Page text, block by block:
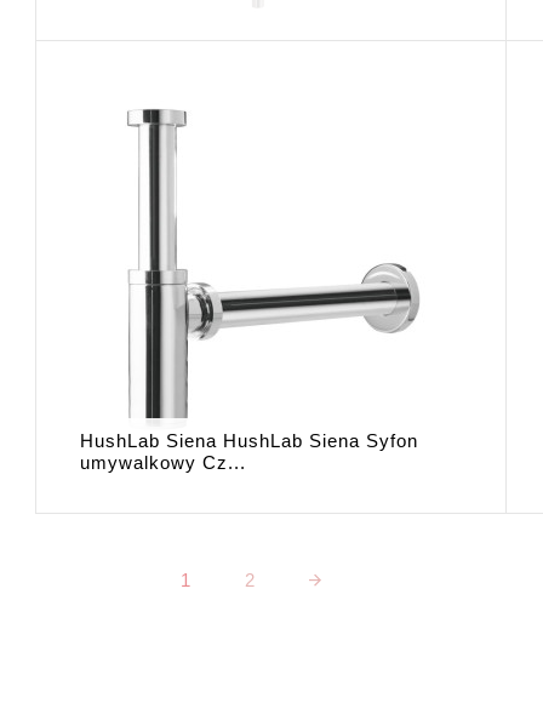
HushLab Siena HushLab Siena Syfon
umywalkowy Cz...
1 2